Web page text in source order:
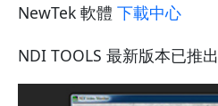
NewTek 軟體 下載中心
NDI TOOLS 最新版本已推出